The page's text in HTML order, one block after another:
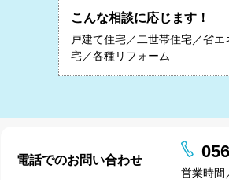
こんな相談に応じます！
戸建て住宅／二世帯住宅／省
宅／各種リフォーム
電話でのお問い合わせ
営業時